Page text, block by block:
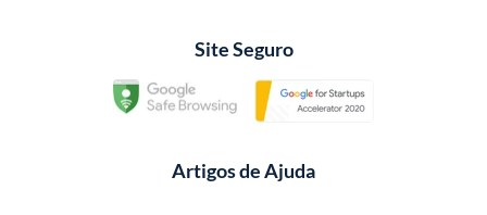
Site Seguro
Artigos de Ajuda